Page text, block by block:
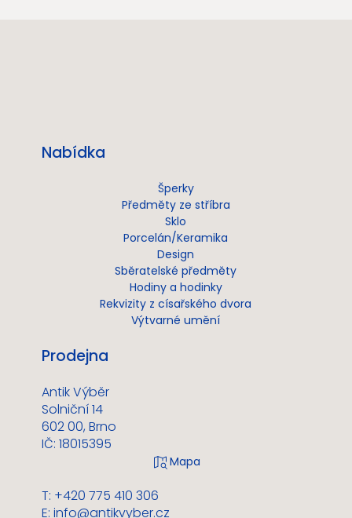
Nabídka
Šperky
Předměty ze stříbra
Sklo
Porcelán/Keramika
Design
Sběratelské předměty
Hodiny a hodinky
Rekvizity z císařského dvora
Výtvarné umění
Prodejna
Antik Výběr
Solniční 14
602 00, Brno
IČ: 18015395
T: +420 775 410 306
E: info@antikvyber.cz